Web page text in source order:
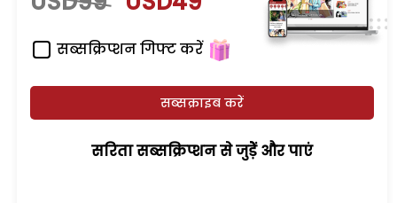
सब्सक्रिप्शन गिफ्ट करें
सब्सक्राइब करें
सरिता सब्सक्रिप्शन से जुड़ेें और पाएं